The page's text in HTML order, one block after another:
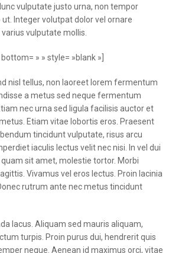
vulputate justo urna, non tempor
Integer volutpat dolor vel ornare
vulputate mollis.
» » style= »blank »]
nisl tellus, non laoreet lorem fermentum
a metus sed neque fermentum
nec urna sed ligula facilisis auctor et
Etiam vitae lobortis eros. Praesent
tincidunt vulputate, risus arcu
iaculis lectus velit nec nisi. In vel dui
sit amet, molestie tortor. Morbi
Vivamus vel eros lectus. Proin lacinia
rutrum ante nec metus tincidunt
lacus. Aliquam sed mauris aliquam,
turpis. Proin purus dui, hendrerit quis
neque. Aenean id maximus orci, vitae